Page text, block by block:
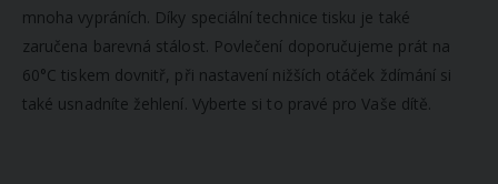
mnoha vypráních. Díky speciální technice tisku je také
zaručena barevná stálost. Povlečení doporučujeme prát na
60°C tiskem dovnitř, při nastavení nižších otáček ždímání si
také usnadníte žehlení. Vyberte si to pravé pro Vaše dítě.